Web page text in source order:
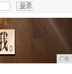
广告